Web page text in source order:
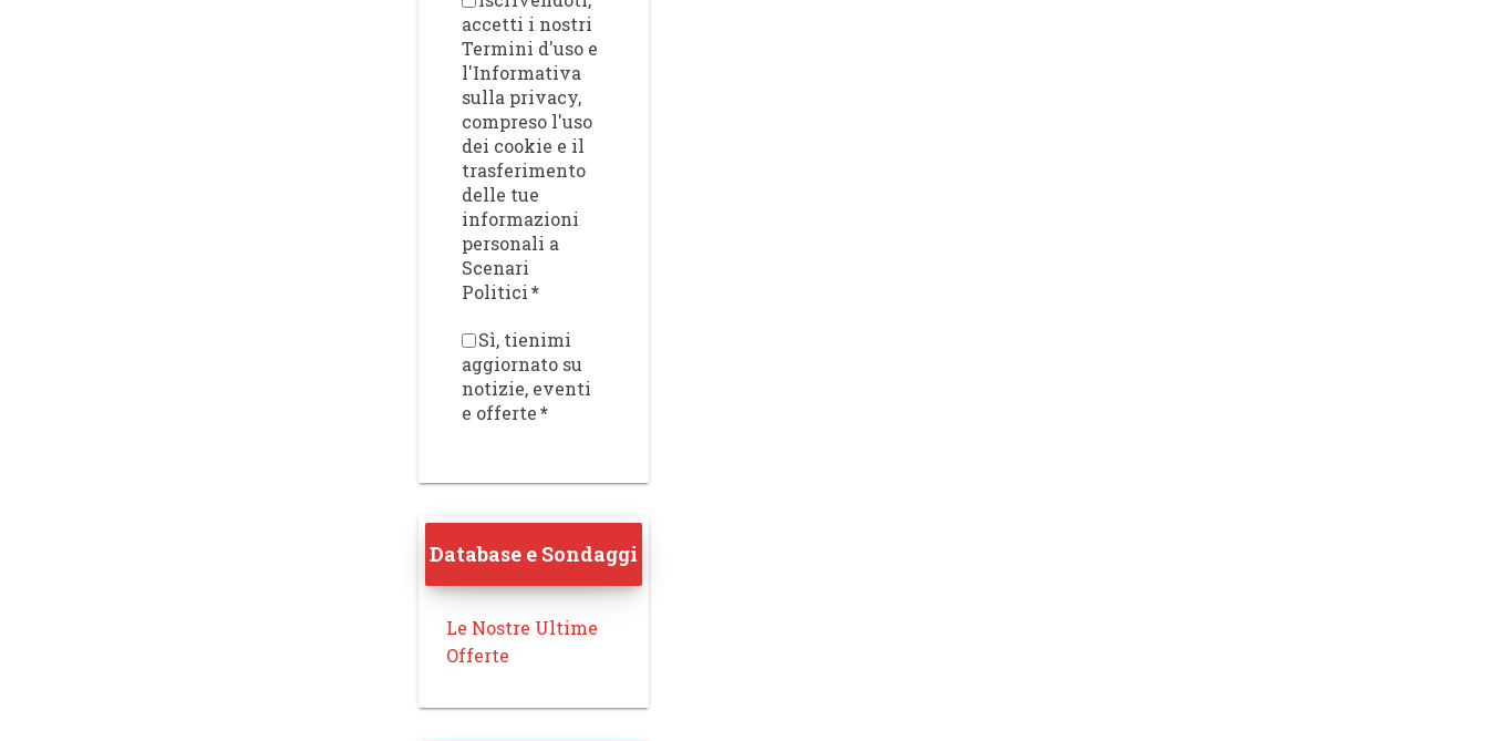
accetti i nostri
Termini d'uso e
l'Informativa
sulla privacy,
compreso l'uso
dei cookie e il
trasferimento
delle tue
informazioni
personali a
Scenari
Politici*
Sì, tienimi
aggiornato su
notizie, eventi
e offerte*
Database e Sondaggi
Le Nostre Ultime
Offerte